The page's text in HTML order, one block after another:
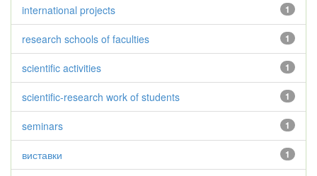
1
international projects
1
research schools of faculties
1
scientific activities
1
scientific-research work of students
1
seminars
1
виставки